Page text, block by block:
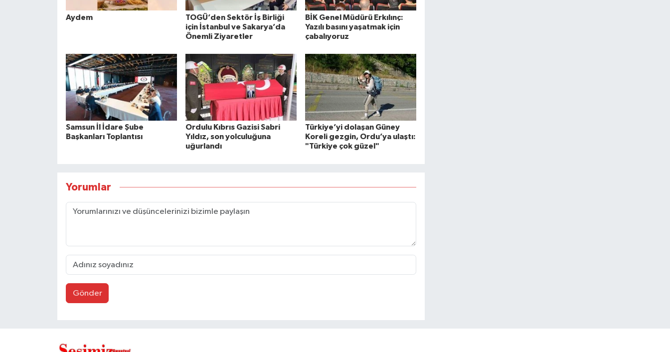
Aydem
TOGÜ’den Sektör İş Birliği
için İstanbul ve Sakarya’da
Önemli Ziyaretler
BİK Genel Müdürü Erkılınç:
Yazılı basını yaşatmak için
çabalıyoruz
Samsun İl İdare Şube
Başkanları Toplantısı
Ordulu Kıbrıs Gazisi Sabri
Yıldız, son yolculuğuna
uğurlandı
Türkiye’yi dolaşan Güney
Koreli gezgin, Ordu’ya ulaştı:
"Türkiye çok güzel"
Yorumlar
Gönder